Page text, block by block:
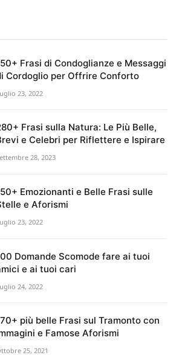
Frasi di Condoglianze e Messaggi
Cordoglio per Offrire Conforto
23, 2022
Frasi sulla Natura: Le Più Belle,
e Celebri per Riflettere e Ispirare
28, 2023
Emozionanti e Belle Frasi sulle
e Aforismi
23, 2022
Domande Scomode fare ai tuoi
e ai tuoi cari
24, 2022
più belle Frasi sul Tramonto con
e Famose Aforismi
25, 2021